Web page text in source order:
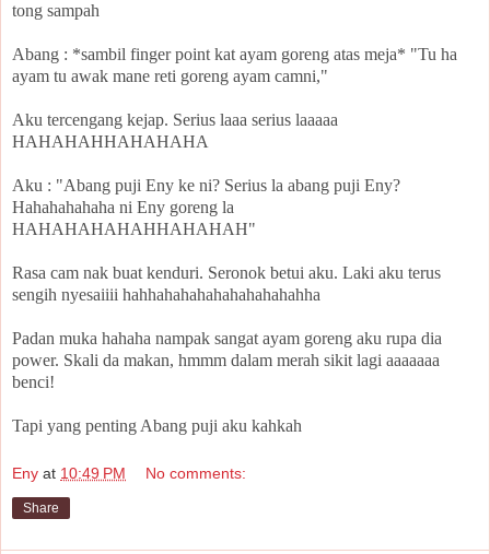
tong sampah
Abang : *sambil finger point kat ayam goreng atas meja* "Tu ha
ayam tu awak mane reti goreng ayam camni,"
Aku tercengang kejap. Serius laaa serius laaaaa
HAHAHAHHAHAHAHA
Aku : "Abang puji Eny ke ni? Serius la abang puji Eny?
Hahahahahaha ni Eny goreng la
HAHAHAHAHAHHAHAHAH"
Rasa cam nak buat kenduri. Seronok betui aku. Laki aku terus
sengih nyesaiiii hahhahahahahahahahahahha
Padan muka hahaha nampak sangat ayam goreng aku rupa dia
power. Skali da makan, hmmm dalam merah sikit lagi aaaaaaa
benci!
Tapi yang penting Abang puji aku kahkah
Eny at 10:49 PM No comments:
Share